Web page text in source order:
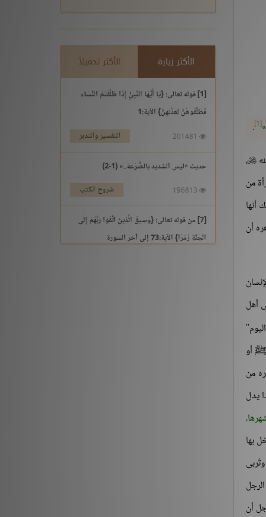
[1]
.
،
من
أنها
أن
أهل
ﷺ أو
من
يدل
بها
أن
الأكثر زيارة الأكثر تحميلاً
[1] قوله تعالى: {يَا أَيُّهَا النَّبِيُّ إِذَا طَلَّقْتُمُ النِّسَاء
فَطَلِّقُوهُنَّ لِعِدَّتِهِنَّ} الآية:1
التفسير والتدبر
حديث «ليس الشديد بالصُّرَعة..» (1-2)
شروح الكتب
[7] من قوله تعالى: {وَسِيقَ الَّذِينَ اتَّقَوْا رَبَّهُمْ إِلَى
الْجَنَّةِ زُمَرًا} الآية:73 إلى آخر السورة